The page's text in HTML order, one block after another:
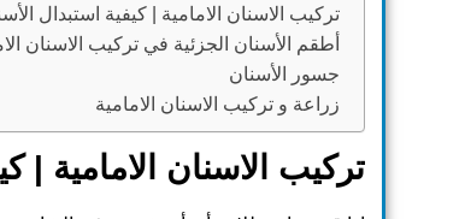
تركيب الاسنان الامامية | كيفية استبدال
أطقم الأسنان الجزئية في تركيب الاسنان
جسور الأسنان
زراعة و تركيب الاسنان الامامية
تركيب الاسنان الامامية |